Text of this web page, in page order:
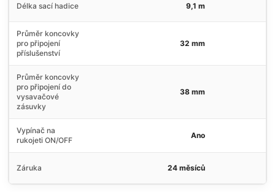
Délka sací hadice 9,1 m
Průměr koncovky
pro připojení
příslušenství
32 mm
Průměr koncovky
pro připojení do
vysavačové
zásuvky
38 mm
Vypínač na
rukojeti ON/OFF
Ano
Záruka 24 měsíců